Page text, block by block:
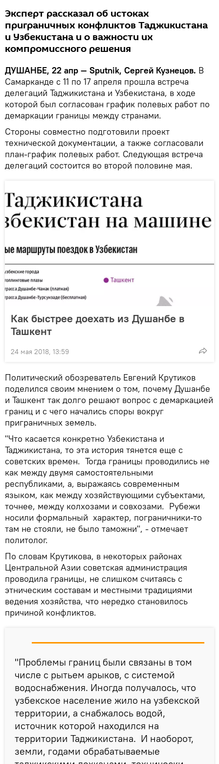
Эксперт рассказал об истоках
приграничных конфликтов Таджикистана
и Узбекистана и о важности их
компромиссного решения
ДУШАНБЕ, 22 апр — Sputnik, Сергей Кузнецов. В
Самарканде с 11 по 17 апреля прошла встреча
делегаций Таджикистана и Узбекистана, в ходе
которой был согласован график полевых работ по
демаркации границы между странами.
Стороны совместно подготовили проект
технической документации, а также согласовали
план-график полевых работ. Следующая встреча
делегаций состоится во второй половине мая.
Как быстрее доехать из Душанбе в
Ташкент
24 мая 2018, 13:59
Политический обозреватель Евгений Крутиков
поделился своим мнением о том, почему Душанбе
и Ташкент так долго решают вопрос с демаркацией
границ и с чего начались споры вокруг
приграничных земель.
"Что касается конкретно Узбекистана и
Таджикистана, то эта история тянется еще с
советских времен. Тогда границы проводились не
как между двумя самостоятельными
республиками, а, выражаясь современным
языком, как между хозяйствующими субъектами,
точнее, между колхозами и совхозами. Рубежи
носили формальный характер, пограничники-то
там не стояли, не было таможни", - отмечает
политолог.
По словам Крутикова, в некоторых районах
Центральной Азии советская администрация
проводила границы, не слишком считаясь с
этническим составам и местными традициями
ведения хозяйства, что нередко становилось
причиной конфликтов.
"Проблемы границ были связаны в том
числе с рытьем арыков, с системой
водоснабжения. Иногда получалось, что
узбекское население жило на узбекской
территории, а снабжалось водой,
источник которой находился на
территории Таджикистана. И наоборот,
земли, годами обрабатываемые